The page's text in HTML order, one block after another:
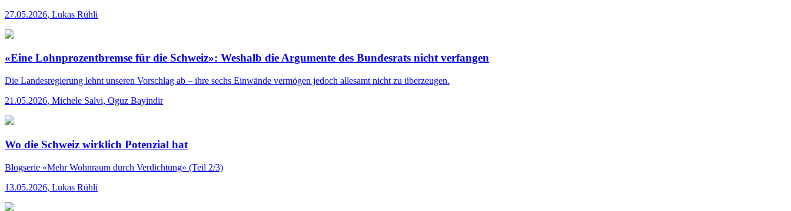
27.05.2026, Lukas Rühli
«Eine Lohnprozentbremse für die Schweiz»: Weshalb die Argumente des Bundesrats nicht verfangen
Die Landesregierung lehnt unseren Vorschlag ab – ihre sechs Einwände vermögen jedoch allesamt nicht zu überzeugen.
21.05.2026, Michele Salvi, Oguz Bayindir
Wo die Schweiz wirklich Potenzial hat
Blogserie «Mehr Wohnraum durch Verdichtung» (Teil 2/3)
13.05.2026, Lukas Rühli